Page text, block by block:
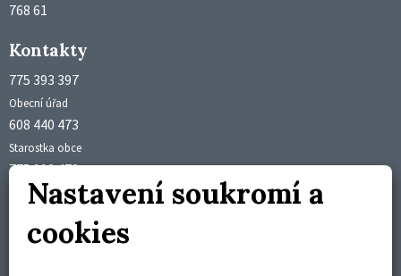
768 61
Kontakty
775 393 397
Obecní úřad
608 440 473
Starostka obce
775 992 473
Účetní obce
starosta@brusne.cz
Nastavení soukromí a
cookies